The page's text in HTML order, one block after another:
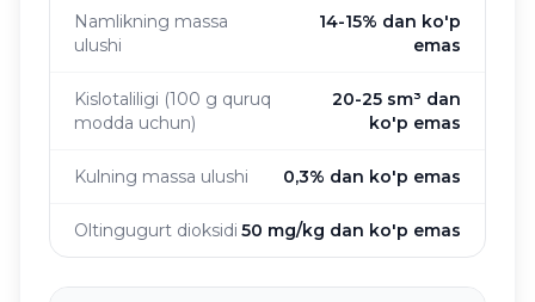
Namlikning massa
ulushi
14-15% dan ko'p
emas
Kislotaliligi (100 g quruq
modda uchun)
20-25 sm³ dan
ko'p emas
Kulning massa ulushi 0,3% dan ko'p emas
Oltingugurt dioksidi 50 mg/kg dan ko'p emas